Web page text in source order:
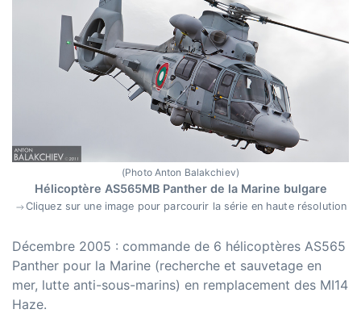
(Photo Anton Balakchiev)
Hélicoptère AS565MB Panther de la Marine bulgare
Cliquez sur une image pour parcourir la série en haute résolution
Décembre 2005 : commande de 6 hélicoptères AS565
Panther pour la Marine (recherche et sauvetage en
mer, lutte anti-sous-marins) en remplacement des MI14
Haze.